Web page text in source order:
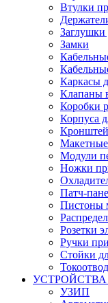
Втулки
Заглушки
Замки
Каркасы
Клапаны
Коробки
Корпуса
Модули
Ножки
Патч-
Пистоны
Розетки
Ручки
Стойки
УЗИП